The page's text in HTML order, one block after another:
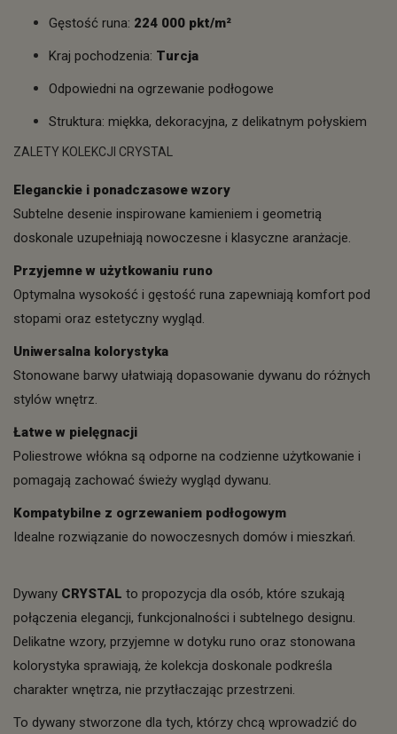
Gęstość runa: 224 000 pkt/m²
Kraj pochodzenia: Turcja
Odpowiedni na ogrzewanie podłogowe
Struktura: miękka, dekoracyjna, z delikatnym połyskiem
ZALETY KOLEKCJI CRYSTAL
Eleganckie i ponadczasowe wzory
Subtelne desenie inspirowane kamieniem i geometrią
doskonale uzupełniają nowoczesne i klasyczne aranżacje.
Przyjemne w użytkowaniu runo
Optymalna wysokość i gęstość runa zapewniają komfort pod
stopami oraz estetyczny wygląd.
Uniwersalna kolorystyka
Stonowane barwy ułatwiają dopasowanie dywanu do różnych
stylów wnętrz.
Łatwe w pielęgnacji
Poliestrowe włókna są odporne na codzienne użytkowanie i
pomagają zachować świeży wygląd dywanu.
Kompatybilne z ogrzewaniem podłogowym
Idealne rozwiązanie do nowoczesnych domów i mieszkań.
Dywany CRYSTAL to propozycja dla osób, które szukają
połączenia elegancji, funkcjonalności i subtelnego designu.
Delikatne wzory, przyjemne w dotyku runo oraz stonowana
kolorystyka sprawiają, że kolekcja doskonale podkreśla
charakter wnętrza, nie przytłaczając przestrzeni.
To dywany stworzone dla tych, którzy chcą wprowadzić do